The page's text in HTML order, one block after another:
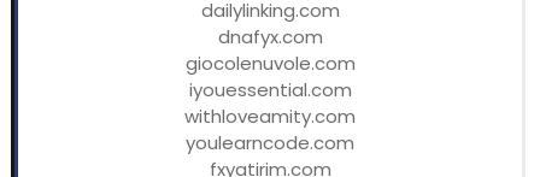
dailylinking.com
dnafyx.com
giocolenuvole.com
iyouessential.com
withloveamity.com
youlearncode.com
fxyatirim.com